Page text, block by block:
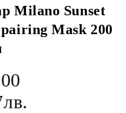
Milano Sunset
Mask 200